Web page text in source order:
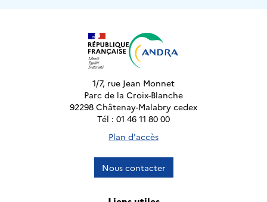
1/7, rue Jean Monnet
Parc de la Croix-Blanche
92298 Châtenay-Malabry cedex
Tél : 01 46 11 80 00
Plan d'accès
Nous contacter